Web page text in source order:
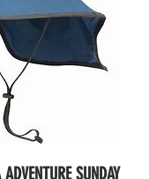
SUNDAY